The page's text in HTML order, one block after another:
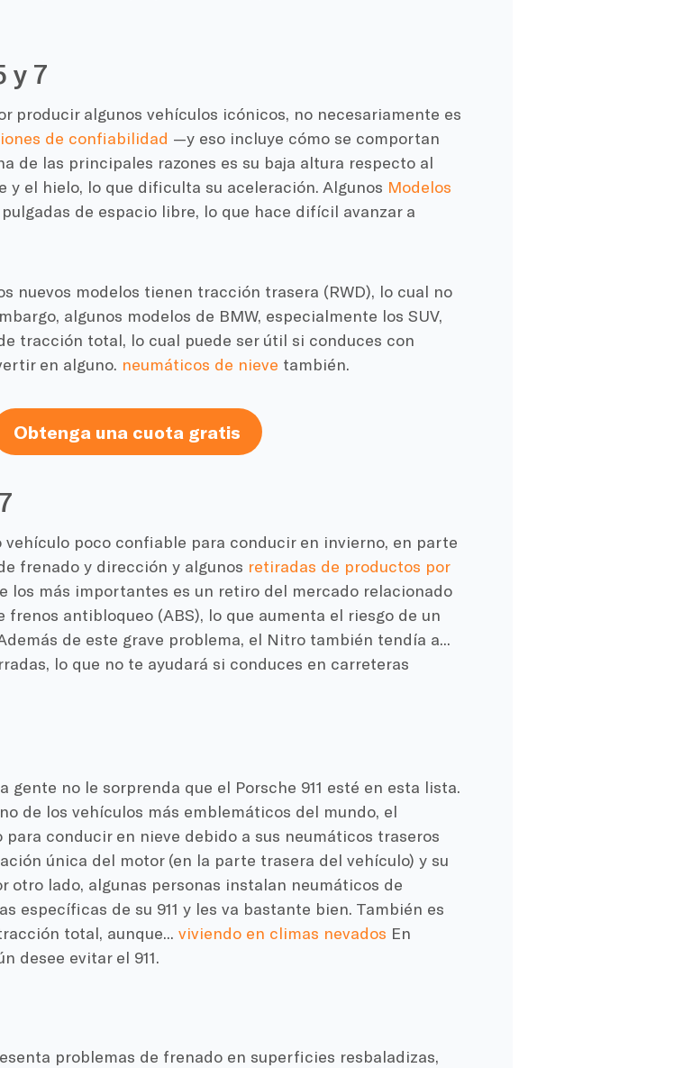
y 7
producir algunos vehículos icónicos, no necesariamente es
de confiabilidad —y eso incluye cómo se comportan
de las principales razones es su baja altura respecto al
y el hielo, lo que dificulta su aceleración. Algunos Modelos
de espacio libre, lo que hace difícil avanzar a
nuevos modelos tienen tracción trasera (RWD), lo cual no
algunos modelos de BMW, especialmente los SUV,
tracción total, lo cual puede ser útil si conduces con
en alguno. neumáticos de nieve también.
Obtenga una cuota gratis
vehículo poco confiable para conducir en invierno, en parte
frenado y dirección y algunos retiradas de productos por
los más importantes es un retiro del mercado relacionado
antibloqueo (ABS), lo que aumenta el riesgo de un
de este grave problema, el Nitro también tendía a...
lo que no te ayudará si conduces en carreteras
gente no le sorprenda que el Porsche 911 esté en esta lista.
de los vehículos más emblemáticos del mundo, el
para conducir en nieve debido a sus neumáticos traseros
única del motor (en la parte trasera del vehículo) y su
otro lado, algunas personas instalan neumáticos de
específicas de su 911 y les va bastante bien. También es
total, aunque... viviendo en climas nevados En
desee evitar el 911.
problemas de frenado en superficies resbaladizas,